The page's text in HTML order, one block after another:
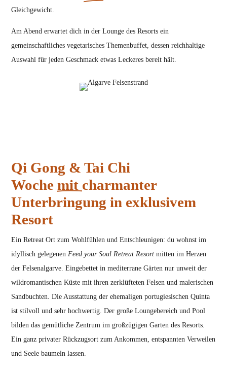
Gleichgewicht.
Am Abend erwartet dich in der Lounge des Resorts ein
gemeinschaftliches vegetarisches Themenbuffet, dessen reichhaltige
Auswahl für jeden Geschmack etwas Leckeres bereit hält.
Qi Gong & Tai Chi
Wochemit charmanter
Unterbringung in exklusivem
Resort
Ein Retreat Ort zum Wohlfühlen und Entschleunigen: du wohnst im
idyllisch gelegenenFeed your Soul Retreat Resort mitten im Herzen
der Felsenalgarve. Eingebettet in mediterrane Gärten nur unweit der
wildromantischen Küste mit ihren zerklüfteten Felsen und malerischen
Sandbuchten. Die Ausstattung der ehemaligen portugiesischen Quinta
ist stilvoll und sehr hochwertig. Der große Loungebereich und Pool
bilden das gemütliche Zentrum im großzügigen Garten des Resorts.
Ein ganz privater Rückzugsort zum Ankommen, entspannten Verweilen
und Seele baumeln lassen.